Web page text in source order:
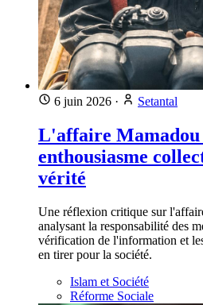
6 juin 2026 · Setantal
L'affaire Mamadou
enthousiasme
vérité
Une réflexion critique sur
analysant la responsabilité des
vérification de l'information et
en tirer pour la société.
Islam et Société
Réforme Sociale